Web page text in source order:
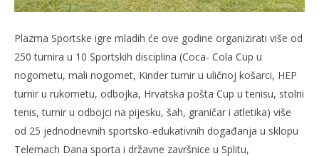
Plazma Sportske igre mladih će ove godine organizirati više od
250 turnira u 10 Sportskih disciplina (Coca- Cola Cup u
nogometu, mali nogomet, Kinder turnir u uličnoj košarci, HEP
turnir u rukometu, odbojka, Hrvatska pošta Cup u tenisu, stolni
tenis, turnir u odbojci na pijesku, šah, graničar i atletika) više
od 25 jednodnevnih sportsko-edukativnih događanja u sklopu
Telemach Dana sporta i državne završnice u Splitu,